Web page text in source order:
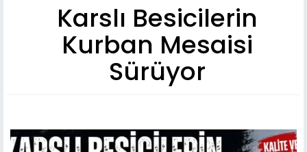
Karslı Besicilerin
Kurban Mesaisi
Sürüyor